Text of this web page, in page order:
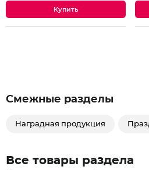
Смежные разделы
Наградная продукция
Все товары раздела